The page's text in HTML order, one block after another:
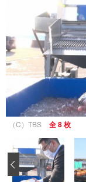
（C）TBS 全 8 枚
‹